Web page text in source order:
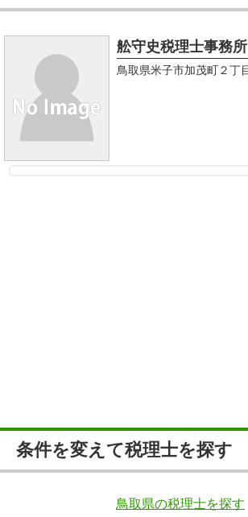
舩守史税理士事務所
鳥取県米子市加茂町２丁
条件を変えて税理士を探す
鳥取県の税理士を探す